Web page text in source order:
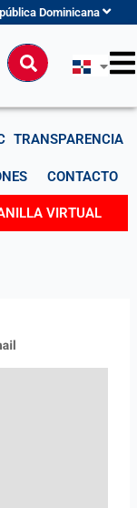
Dominicana
Buscar
TRANSPARENCIA
CONTACTO
VIRTUAL